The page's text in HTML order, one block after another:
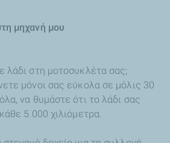
μηχανή μου
λάδι στη μοτοσυκλέτα σας;
μόνοι σας εύκολα σε μόλις 30
να θυμάστε ότι το λάδι σας
5.000 χιλιόμετρα.